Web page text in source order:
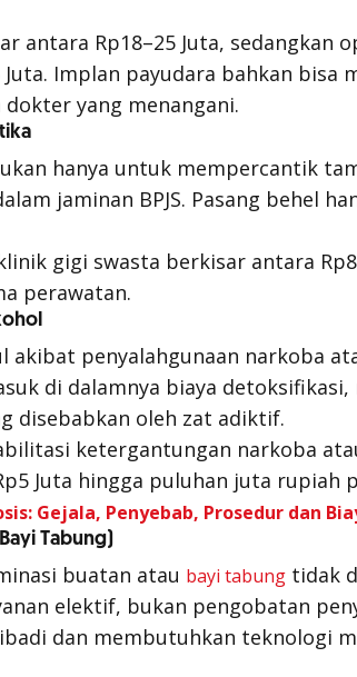
antara Rp18–25 Juta, sedangkan
Implan payudara bahkan bisa
yang menangani.
hanya untuk mempercantik
jaminan BPJS. Pasang behel
gigi swasta berkisar antara
perawatan.
akibat penyalahgunaan narkoba
di dalamnya biaya
disebabkan oleh zat adiktif.
ketergantungan narkoba
Juta hingga puluhan juta rupiah
Gejala, Penyebab, Prosedur dan
Tabung)
buatan atau bayi tabung tidak
elektif, bukan pengobatan
dan membutuhkan teknologi